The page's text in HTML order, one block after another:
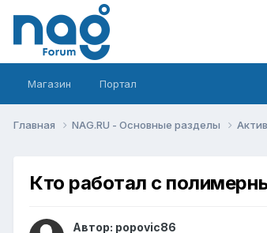
Магазин Портал
Главная NAG.RU - Основные разделы
Кто работал с
Автор: popovic86